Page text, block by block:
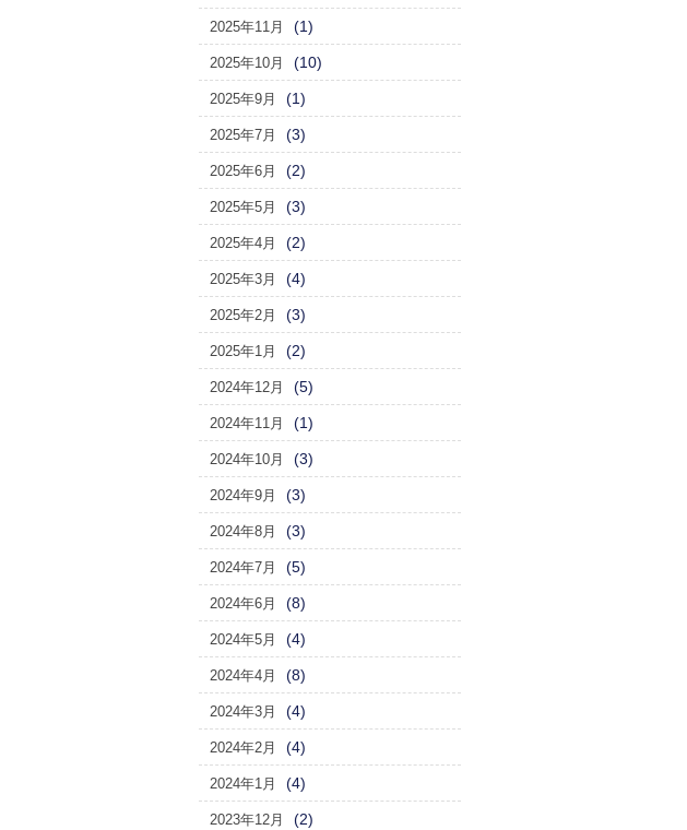
2025年11月 (1)
2025年10月 (10)
2025年9月 (1)
2025年7月 (3)
2025年6月 (2)
2025年5月 (3)
2025年4月 (2)
2025年3月 (4)
2025年2月 (3)
2025年1月 (2)
2024年12月 (5)
2024年11月 (1)
2024年10月 (3)
2024年9月 (3)
2024年8月 (3)
2024年7月 (5)
2024年6月 (8)
2024年5月 (4)
2024年4月 (8)
2024年3月 (4)
2024年2月 (4)
2024年1月 (4)
2023年12月 (2)